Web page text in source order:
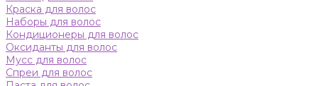
Краска для волос
Наборы для волос
Кондиционеры для волос
Оксиданты для волос
Мусс для волос
Спреи для волос